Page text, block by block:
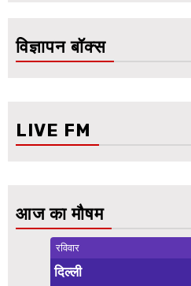
विज्ञापन बॉक्स
LIVE FM
आज का मौषम
रविवार
दिल्ली